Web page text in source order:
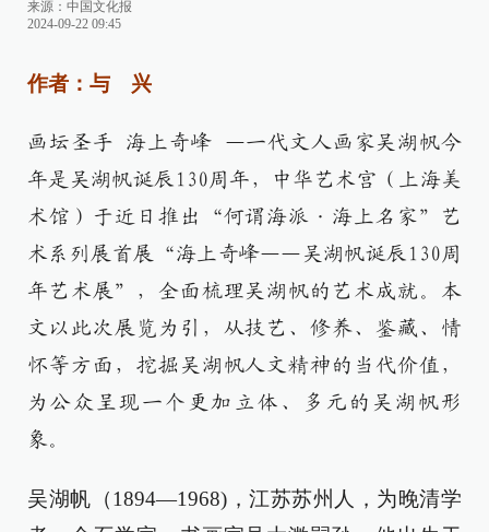
来源： 中国文化报
2024-09-22 09:45
作者：与 兴
画坛圣手 海上奇峰 —一代文人画家吴湖帆今
年是吴湖帆诞辰130周年，中华艺术宫（上海美
术馆）于近日推出“何谓海派·海上名家”艺
术系列展首展“海上奇峰——吴湖帆诞辰130周
年艺术展”，全面梳理吴湖帆的艺术成就。本
文以此次展览为引，从技艺、修养、鉴藏、情
怀等方面，挖掘吴湖帆人文精神的当代价值，
为公众呈现一个更加立体、多元的吴湖帆形
象。
吴湖帆（1894—1968)，江苏苏州人，为晚清学